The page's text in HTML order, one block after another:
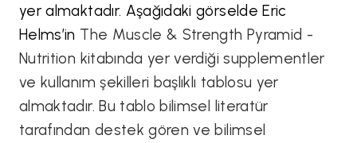
yer almaktadır. Aşağıdaki görselde Eric
Helms’in The Muscle & Strength Pyramid -
Nutrition kitabında yer verdiği supplementler
ve kullanım şekilleri başlıklı tablosu yer
almaktadır. Bu tablo bilimsel literatür
tarafından destek gören ve bilimsel